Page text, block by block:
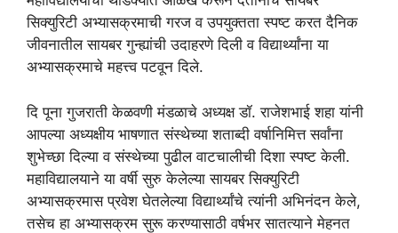
सिक्युरिटी अभ्यासक्रमाची गरज व उपयुक्तता स्पष्ट करत दैनिक
जीवनातील सायबर गुन्ह्यांची उदाहरणे दिली व विद्यार्थ्यांना या
अभ्यासक्रमाचे महत्त्व पटवून दिले.
दि पूना गुजराती केळवणी मंडळाचे अध्यक्ष डॉ. राजेशभाई शहा यांनी
आपल्या अध्यक्षीय भाषणात संस्थेच्या शताब्दी वर्षानिमित्त सर्वांना
शुभेच्छा दिल्या व संस्थेच्या पुढील वाटचालीची दिशा स्पष्ट केली.
महाविद्यालयाने या वर्षी सुरु केलेल्या सायबर सिक्युरिटी
अभ्यासक्रमास प्रवेश घेतलेल्या विद्यार्थ्यांचे त्यांनी अभिनंदन केले,
तसेच हा अभ्यासक्रम सुरू करण्यासाठी वर्षभर सातत्याने मेहनत